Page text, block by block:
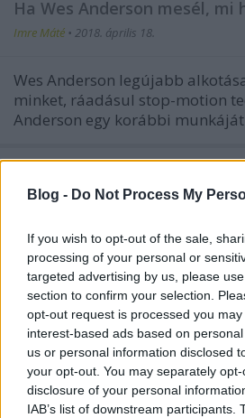
Blog - Do Not Process My
If you wish to opt-out of the sale,
processing of your personal or
targeted advertising by us, please
section to confirm your selection.
opt-out request is processed you
interest-based ads based on
us or personal information disclosed
your opt-out. You may separately
disclosure of your personal
IAB’s list of downstream participants.
Ha Wes Anderson mesél, mi
Imre Máté • 2018. április 18.
Wes Anderson legújabb
minket, ráadásul stop-motion
Anderson egy korábbi munkáját